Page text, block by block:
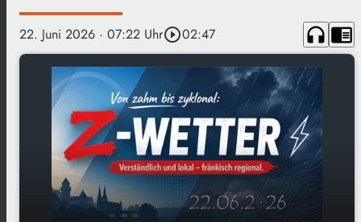
22. Juni 2026 · 07:22 Uhrplay_circle_outline02:47 headphones chrome_reader_mode